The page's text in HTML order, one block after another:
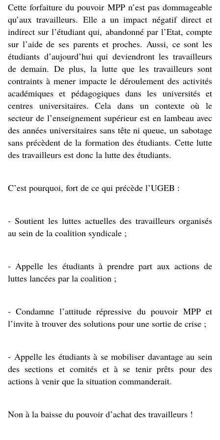
Cette forfaiture du pouvoir MPP n’est pas dommageable
qu’aux travailleurs. Elle a un impact négatif direct et
indirect sur l’étudiant qui, abandonné par l’Etat, compte
sur l’aide de ses parents et proches. Aussi, ce sont les
étudiants d’aujourd’hui qui deviendront les travailleurs
de demain. De plus, la lutte que les travailleurs sont
contraints à mener impacte le déroulement des activités
académiques et pédagogiques dans les universités et
centres universitaires. Cela dans un contexte où le
secteur de l’enseignement supérieur est en lambeau avec
des années universitaires sans tête ni queue, un sabotage
sans précèdent de la formation des étudiants. Cette lutte
des travailleurs est donc la lutte des étudiants.
C’est pourquoi, fort de ce qui précède l’UGEB :
- Soutient les luttes actuelles des travailleurs organisés
au sein de la coalition syndicale ;
- Appelle les étudiants à prendre part aux actions de
luttes lancées par la coalition ;
- Condamne l’attitude répressive du pouvoir MPP et
l’invite à trouver des solutions pour une sortie de crise ;
- Appelle les étudiants à se mobiliser davantage au sein
des sections et comités et à se tenir prêts pour des
actions à venir que la situation commanderait.
Non à la baisse du pouvoir d’achat des travailleurs !